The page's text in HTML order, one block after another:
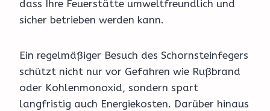
dass Ihre Feuerstätte umweltfreundlich und
sicher betrieben werden kann.
Ein regelmäßiger Besuch des Schornsteinfegers
schützt nicht nur vor Gefahren wie Rußbrand
oder Kohlenmonoxid, sondern spart
langfristig auch Energiekosten. Darüber hinaus